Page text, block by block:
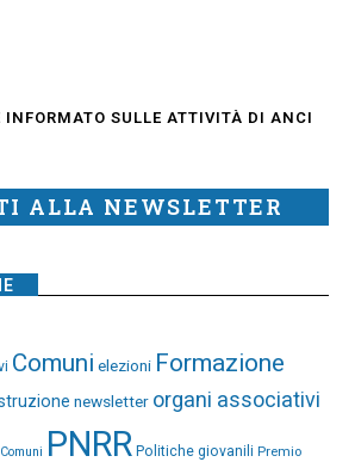
INFORMATO SULLE ATTIVITÀ DI ANCI
ALLA NEWSLETTER
Comuni elezioni Formazione
newsletter organi associativi
PNRR Politiche giovanili Premio